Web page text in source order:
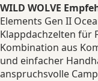
WILD WOLVE
Elements Gen II
Klappdachzelten für
Kombination aus
und einfacher
anspruchsvolle